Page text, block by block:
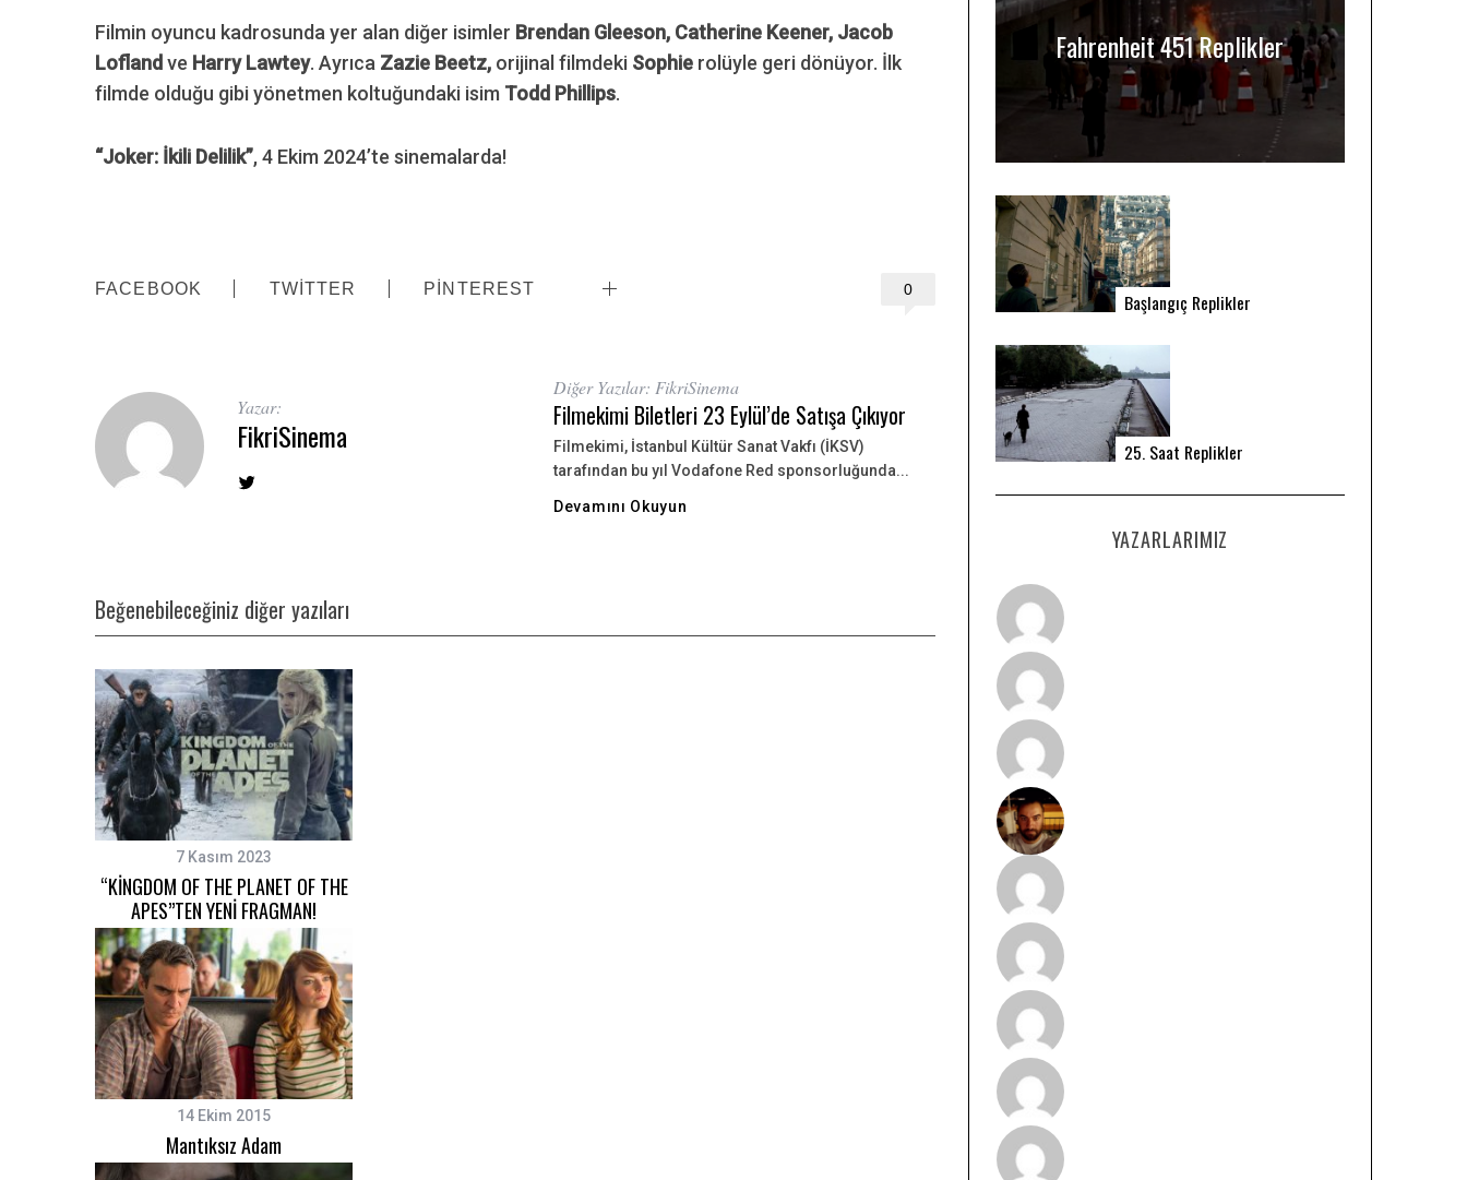
Filmin oyuncu kadrosunda yer alan diğer isimler Brendan Gleeson, Catherine Keener, Jacob
Lofland ve Harry Lawtey. Ayrıca Zazie Beetz, orijinal filmdeki Sophie rolüyle geri dönüyor. İlk
filmde olduğu gibi yönetmen koltuğundaki isim Todd Phillips.
“Joker: İkili Delilik”, 4 Ekim 2024’te sinemalarda!
0
FACEBOOK TWITTER PINTEREST
Yazar:
FikriSinema
Diğer Yazılar: FikriSinema
Filmekimi Biletleri 23 Eylül’de Satışa Çıkıyor
Filmekimi, İstanbul Kültür Sanat Vakfı (İKSV)
tarafından bu yıl Vodafone Red sponsorluğunda...
Devamını Okuyun
Beğenebileceğiniz diğer yazıları
7 Kasım 2023
“KİNGDOM OF THE PLANET OF THE
APES”TEN YENİ FRAGMAN!
14 Ekim 2015
Mantıksız Adam
Fahrenheit 451 Replikler
Başlangıç Replikler
25. Saat Replikler
YAZARLARIMIZ
o
r
: